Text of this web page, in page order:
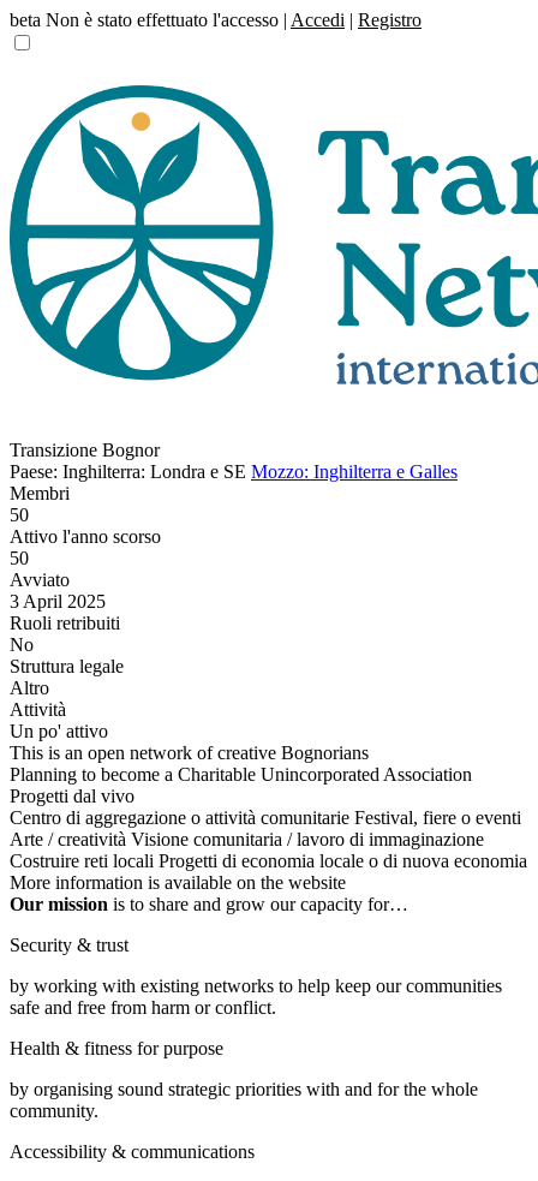
beta Non è stato effettuato l'accesso | Accedi | Registro
Transizione Bognor
Paese: Inghilterra: Londra e SE Mozzo: Inghilterra e Galles
Membri
50
Attivo l'anno scorso
50
Avviato
3 April 2025
Ruoli retribuiti
No
Struttura legale
Altro
Attività
Un po' attivo
This is an open network of creative Bognorians
Planning to become a Charitable Unincorporated Association
Progetti dal vivo
Centro di aggregazione o attività comunitarie Festival, fiere o eventi
Arte / creatività Visione comunitaria / lavoro di immaginazione
Costruire reti locali Progetti di economia locale o di nuova economia
More information is available on the website
Our mission is to share and grow our capacity for…
Security & trust
by working with existing networks to help keep our communities
safe and free from harm or conflict.
Health & fitness for purpose
by organising sound strategic priorities with and for the whole
community.
Accessibility & communications